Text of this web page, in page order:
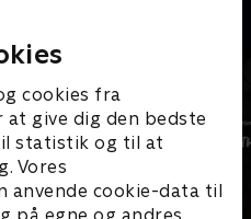
cookies fra
give dig den bedste
statistik og til at
Vores
anvende cookie-data til